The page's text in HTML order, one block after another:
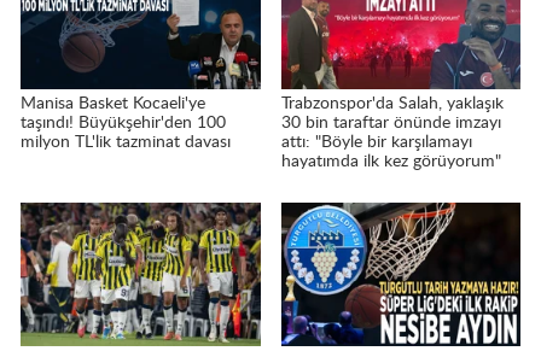
Manisa Basket Kocaeli'ye
taşındı! Büyükşehir'den 100
milyon TL'lik tazminat davası
Trabzonspor'da Salah, yaklaşık
30 bin taraftar önünde imzayı
attı: "Böyle bir karşılamayı
hayatımda ilk kez görüyorum"